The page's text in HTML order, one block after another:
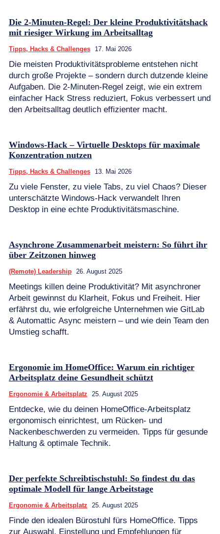
Die 2-Minuten-Regel: Der kleine Produktivitätshack
mit riesiger Wirkung im Arbeitsalltag
Tipps, Hacks & Challenges 17. Mai 2026
Die meisten Produktivitätsprobleme entstehen nicht
durch große Projekte – sondern durch dutzende kleine
Aufgaben. Die 2-Minuten-Regel zeigt, wie ein extrem
einfacher Hack Stress reduziert, Fokus verbessert und
den Arbeitsalltag deutlich effizienter macht.
Windows-Hack – Virtuelle Desktops für maximale
Konzentration nutzen
Tipps, Hacks & Challenges 13. Mai 2026
Zu viele Fenster, zu viele Tabs, zu viel Chaos? Dieser
unterschätzte Windows-Hack verwandelt Ihren
Desktop in eine echte Produktivitätsmaschine.
Asynchrone Zusammenarbeit meistern: So führt ihr
über Zeitzonen hinweg
(Remote) Leadership 26. August 2025
Meetings killen deine Produktivität? Mit asynchroner
Arbeit gewinnst du Klarheit, Fokus und Freiheit. Hier
erfährst du, wie erfolgreiche Unternehmen wie GitLab
& Automattic Async meistern – und wie dein Team den
Umstieg schafft.
Ergonomie im HomeOffice: Warum ein richtiger
Arbeitsplatz deine Gesundheit schützt
Ergonomie & Arbeitsplatz 25. August 2025
Entdecke, wie du deinen HomeOffice-Arbeitsplatz
ergonomisch einrichtest, um Rücken- und
Nackenbeschwerden zu vermeiden. Tipps für gesunde
Haltung & optimale Technik.
Der perfekte Schreibtischstuhl: So findest du das
optimale Modell für lange Arbeitstage
Ergonomie & Arbeitsplatz 25. August 2025
Finde den idealen Bürostuhl fürs HomeOffice. Tipps
zur Auswahl, Einstellung und Empfehlungen für